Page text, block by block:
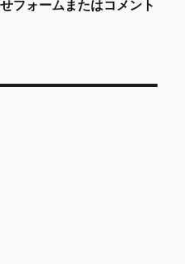
フォームまたはコメント